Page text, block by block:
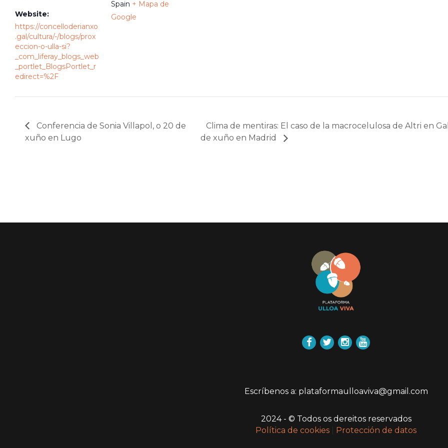
Website:
https://concelloderianxo
.gal/cultura/-/blogs/prox
eccion-o-ulla-si?
_com_liferay_blogs_web
_portlet_BlogsPortlet_r
edirect=%2F
Spain + Mapa de
Google
Conferencia de Sonia Villapol, o 20 de
xuño en Lugo
Clima de mentiras: El caso de la macrocelulosa de Altri en
de xuño en Madrid
Escríbenos a: plataformaulloaviva@gmail.com
2024 - © Todos os dereitos reservados
Política de cookies
Protección de datos